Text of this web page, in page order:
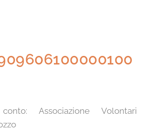
Associazione Volontari